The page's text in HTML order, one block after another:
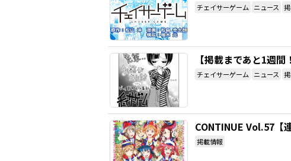
チェイサーゲーム ニュース
【掲載まであと1週
チェイサーゲーム ニュース
CONTINUE Vol.57【
掲載情報